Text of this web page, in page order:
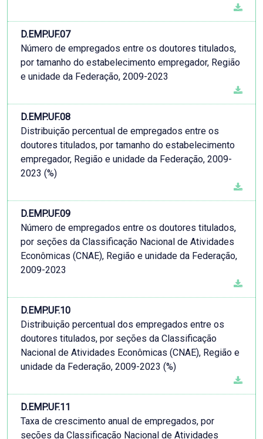
D.EMP.UF.07
Número de empregados entre os doutores titulados,
por tamanho do estabelecimento empregador, Região
e unidade da Federação, 2009-2023
D.EMP.UF.08
Distribuição percentual de empregados entre os
doutores titulados, por tamanho do estabelecimento
empregador, Região e unidade da Federação, 2009-
2023 (%)
D.EMP.UF.09
Número de empregados entre os doutores titulados,
por seções da Classificação Nacional de Atividades
Econômicas (CNAE), Região e unidade da Federação,
2009-2023
D.EMP.UF.10
Distribuição percentual dos empregados entre os
doutores titulados, por seções da Classificação
Nacional de Atividades Econômicas (CNAE), Região e
unidade da Federação, 2009-2023 (%)
D.EMP.UF.11
Taxa de crescimento anual de empregados, por
seções da Classificação Nacional de Atividades